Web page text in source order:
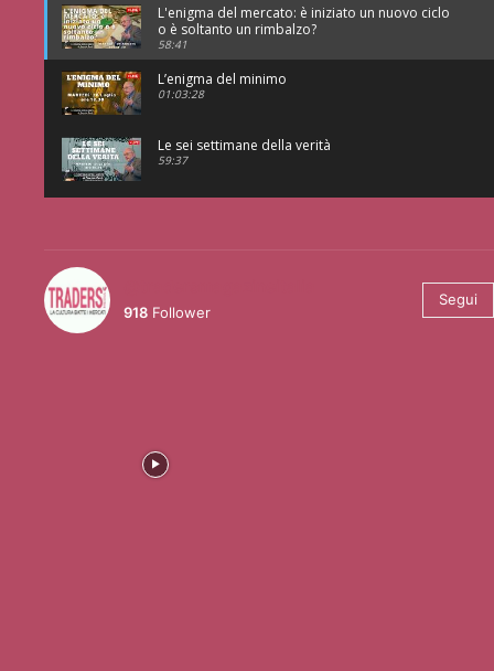
L'enigma del mercato: è iniziato un nuovo ciclo
o è soltanto un rimbalzo?
58:41
L’enigma del minimo
01:03:28
Le sei settimane della verità
59:37
918 Follower
Segui